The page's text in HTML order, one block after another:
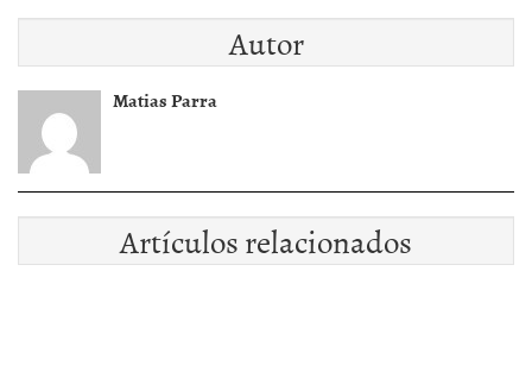
Autor
Matias Parra
Artículos relacionados